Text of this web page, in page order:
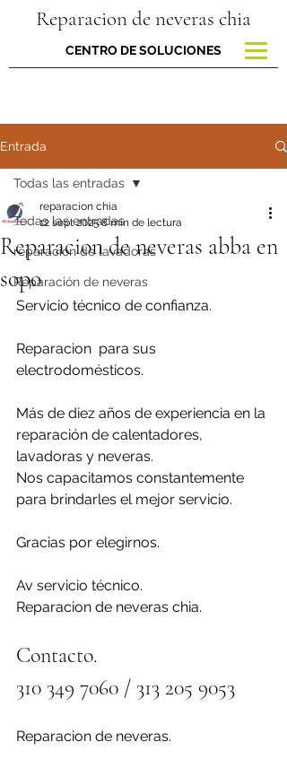
Reparacion de neveras chia
CENTRO DE SOLUCIONES
Entrada
Todas las entradas
reparacion de lavadoras
Reparación de neveras
Todas las entradas
Reparacion de neveras abba en
sopo
reparacion chia
12 sept 20258 min de lectura
Servicio técnico de confianza.
Reparacion  para sus
electrodomésticos.
Más de diez años de experiencia en la
reparación de calentadores,
lavadoras y neveras.
Nos capacitamos constantemente
para brindarles el mejor servicio.
Gracias por elegirnos.
Av servicio técnico.
Reparacion de neveras chia.
Contacto.
310 349 7060 / 313 205 9053
Reparacion de neveras.